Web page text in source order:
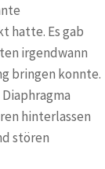
hatte. Es gab
irgendwann
bringen konnte.
hinterlassen
stören